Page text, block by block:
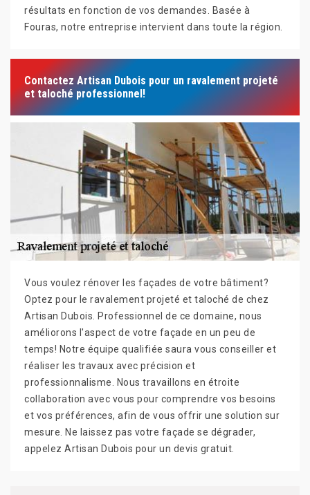
résultats en fonction de vos demandes. Basée à
Fouras, notre entreprise intervient dans toute la région.
Contactez Artisan Dubois pour un ravalement projeté
et taloché professionnel!
Vous voulez rénover les façades de votre bâtiment?
Optez pour le ravalement projeté et taloché de chez
Artisan Dubois. Professionnel de ce domaine, nous
améliorons l'aspect de votre façade en un peu de
temps! Notre équipe qualifiée saura vous conseiller et
réaliser les travaux avec précision et
professionnalisme. Nous travaillons en étroite
collaboration avec vous pour comprendre vos besoins
et vos préférences, afin de vous offrir une solution sur
mesure. Ne laissez pas votre façade se dégrader,
appelez Artisan Dubois pour un devis gratuit.